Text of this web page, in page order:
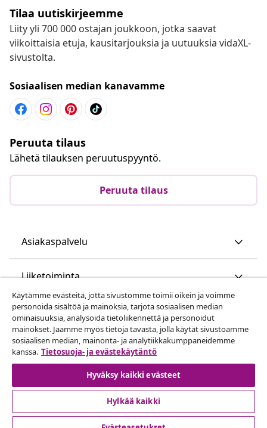
Tilaa uutiskirjeemme
Liity yli 700 000 ostajan joukkoon, jotka saavat
viikoittaisia etuja, kausitarjouksia ja uutuuksia vidaXL-
sivustolta.
Sosiaalisen median kanavamme
Peruuta tilaus
Lähetä tilauksen peruutuspyyntö.
Peruuta tilaus
Asiakaspalvelu
Liiketoiminta
vidaXL
Löydä lisää
Käytämme evästeitä, jotta sivustomme toimii oikein ja voimme
personoida sisältöä ja mainoksia, tarjota sosiaalisen median
ominaisuuksia, analysoida tietoliikennettä ja personoidut
mainokset. Jaamme myös tietoja tavasta, jolla käytät sivustoamme
sosiaalisen median, mainonta- ja analytiikkakumppaneidemme
kanssa. Tietosuoja- ja evästekäytäntö
Hyväksy kaikki evästeet
Hylkää kaikki